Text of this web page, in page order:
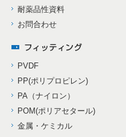
耐薬品性資料
お問合わせ
PVDF
PP(ポリプロピレン)
PA（ナイロン）
POM(ポリアセタール)
金属・ケミカル